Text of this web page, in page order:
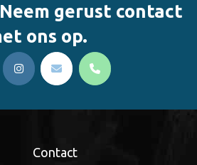
gerust contact
ons op.
Contact